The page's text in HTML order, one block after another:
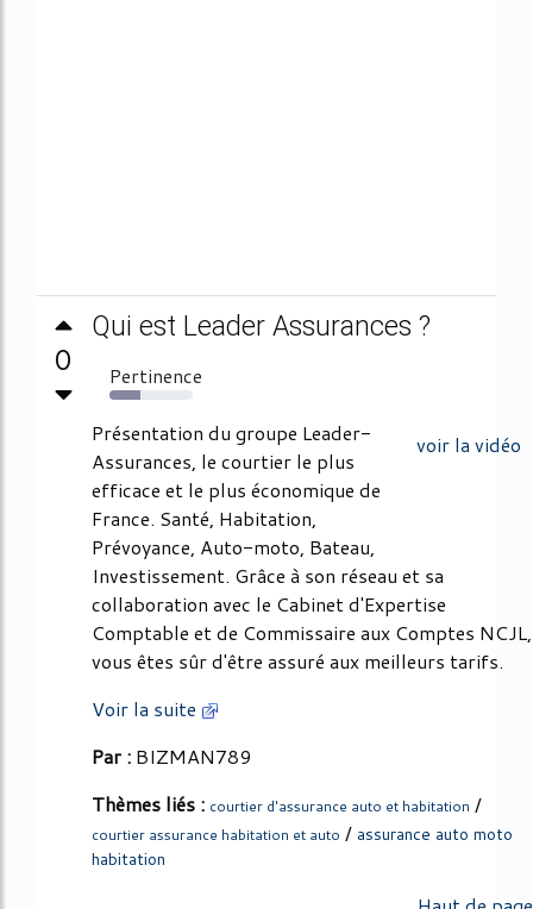
0
Qui est Leader Assurances ?
Pertinence
37%
voir la vidéo
Présentation du groupe Leader-
Assurances, le courtier le plus
efficace et le plus économique de
France. Santé, Habitation,
Prévoyance, Auto-moto, Bateau,
Investissement. Grâce à son réseau et sa
collaboration avec le Cabinet d'Expertise
Comptable et de Commissaire aux Comptes NCJL,
vous êtes sûr d'être assuré aux meilleurs tarifs.
Voir la suite
Par : BIZMAN789
Thèmes liés : courtier d'assurance auto et habitation /
courtier assurance habitation et auto / assurance auto moto
habitation